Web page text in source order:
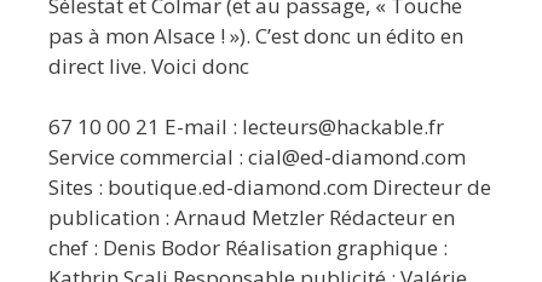
pas à mon Alsace ! »). C’est donc un édito en
direct live. Voici donc
67 10 00 21 E-mail : lecteurs@hackable.fr
Service commercial : cial@ed-diamond.com
Sites : boutique.ed-diamond.com Directeur de
publication : Arnaud Metzler Rédacteur en
chef : Denis Bodor Réalisation graphique :